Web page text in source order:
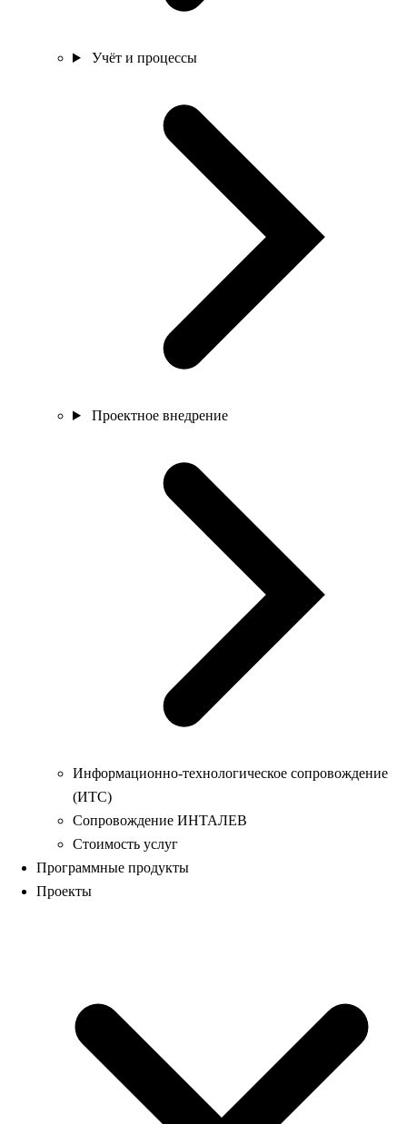
Учёт и процессы
Проектное внедрение
Информационно-технологическое сопровождение
(ИТС)
Сопровождение ИНТАЛЕВ
Стоимость услуг
Программные продукты
Проекты